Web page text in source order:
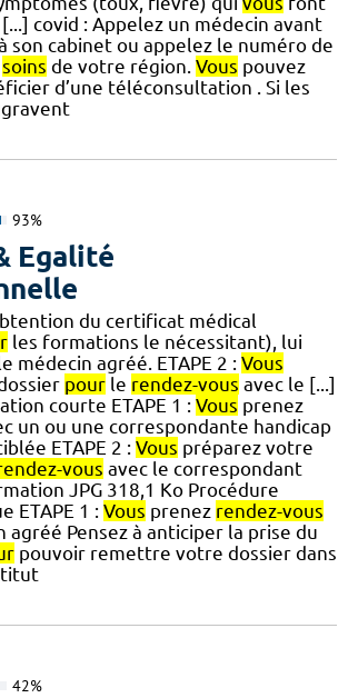
covid : Appelez un médecin avant
son cabinet ou appelez le numéro de
soins de votre région. Vous pouvez
d’une téléconsultation . Si les
93%
Egalité
du certificat médical
les formations le nécessitant), lui
médecin agréé. ETAPE 2 : Vous
pour le rendez-vous avec le [...]
courte ETAPE 1 : Vous prenez
un ou une correspondante handicap
ETAPE 2 : Vous préparez votre
vous avec le correspondant
JPG 318,1 Ko Procédure
ETAPE 1 : Vous prenez rendez-vous
agréé Pensez à anticiper la prise du
pouvoir remettre votre dossier dans
42%